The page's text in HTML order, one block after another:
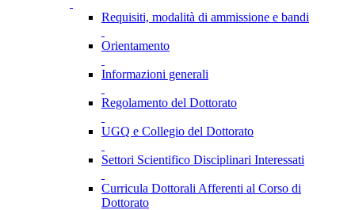
Requisiti, modalità di ammissione e bandi
Orientamento
Informazioni generali
Regolamento del Dottorato
UGQ e Collegio del Dottorato
Settori Scientifico Disciplinari Interessati
Curricula Dottorali Afferenti al Corso di
Dottorato